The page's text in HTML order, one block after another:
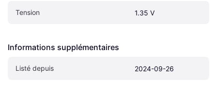
Tension 1.35 V
Informations supplémentaires
Listé depuis 2024-09-26